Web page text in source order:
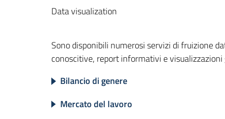
Data visualization
Sono disponibili numerosi servizi di fruizione
conoscitive, report informativi e
Bilancio di genere
Mercato del lavoro